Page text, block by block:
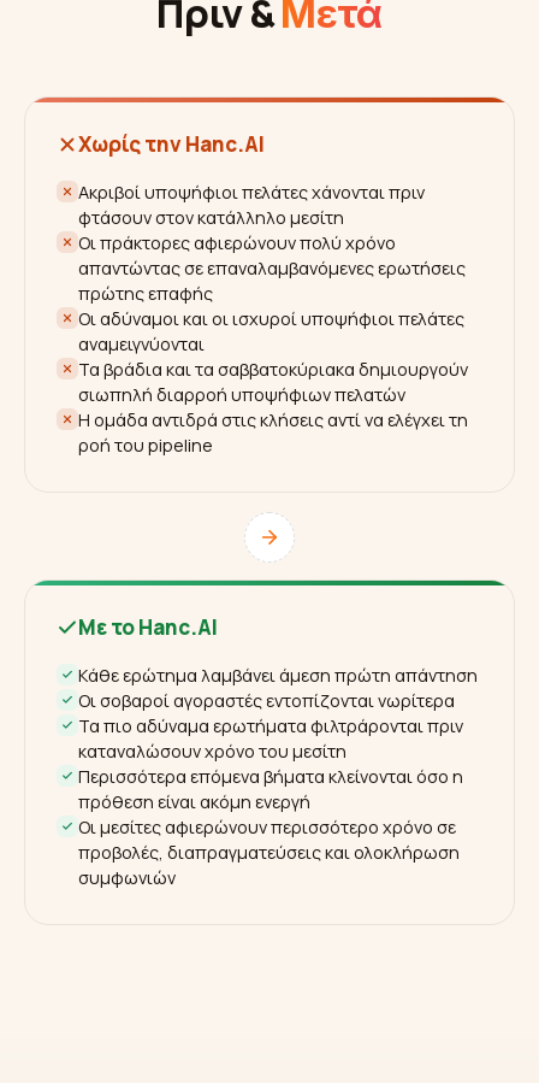
Πριν &Μετά
Χωρίς την Hanc.AI
Ακριβοί υποψήφιοι πελάτες χάνονται πριν
φτάσουν στον κατάλληλο μεσίτη
Οι πράκτορες αφιερώνουν πολύ χρόνο
απαντώντας σε επαναλαμβανόμενες ερωτήσεις
πρώτης επαφής
Οι αδύναμοι και οι ισχυροί υποψήφιοι πελάτες
αναμειγνύονται
Τα βράδια και τα σαββατοκύριακα δημιουργούν
σιωπηλή διαρροή υποψήφιων πελατών
Η ομάδα αντιδρά στις κλήσεις αντί να ελέγχει τη
ροή του pipeline
Με το Hanc.AI
Κάθε ερώτημα λαμβάνει άμεση πρώτη απάντηση
Οι σοβαροί αγοραστές εντοπίζονται νωρίτερα
Τα πιο αδύναμα ερωτήματα φιλτράρονται πριν
καταναλώσουν χρόνο του μεσίτη
Περισσότερα επόμενα βήματα κλείνονται όσο η
πρόθεση είναι ακόμη ενεργή
Οι μεσίτες αφιερώνουν περισσότερο χρόνο σε
προβολές, διαπραγματεύσεις και ολοκλήρωση
συμφωνιών